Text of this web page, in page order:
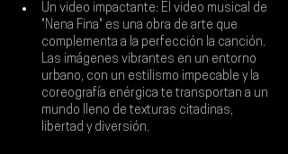
Un video impactante: El video musical de
"Nena Fina" es una obra de arte que
complementa a la perfección la canción.
Las imágenes vibrantes en un entorno
urbano, con un estilismo impecable y la
coreografía enérgica te transportan a un
mundo lleno de texturas citadinas,
libertad y diversión.